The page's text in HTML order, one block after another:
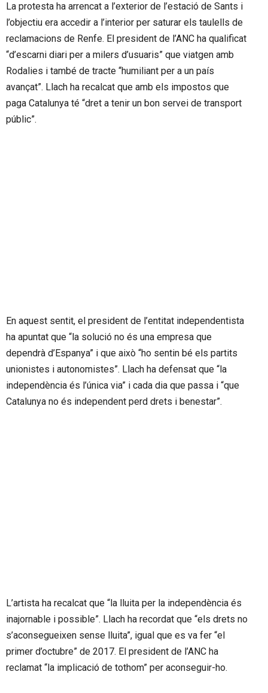
La protesta ha arrencat a l’exterior de l’estació de Sants i
l’objectiu era accedir a l’interior per saturar els taulells de
reclamacions de Renfe. El president de l’ANC ha qualificat
“d’escarni diari per a milers d’usuaris” que viatgen amb
Rodalies i també de tracte “humiliant per a un país
avançat”. Llach ha recalcat que amb els impostos que
paga Catalunya té “dret a tenir un bon servei de transport
públic”.
En aquest sentit, el president de l’entitat independentista
ha apuntat que “la solució no és una empresa que
dependrà d’Espanya” i que això “ho sentin bé els partits
unionistes i autonomistes”. Llach ha defensat que “la
independència és l’única via” i cada dia que passa i “que
Catalunya no és independent perd drets i benestar”.
L’artista ha recalcat que “la lluita per la independència és
inajornable i possible”. Llach ha recordat que “els drets no
s’aconsegueixen sense lluita”, igual que es va fer “el
primer d’octubre” de 2017. El president de l’ANC ha
reclamat “la implicació de tothom” per aconseguir-ho.